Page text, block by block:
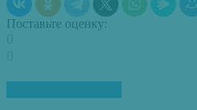
Поставьте оценку: